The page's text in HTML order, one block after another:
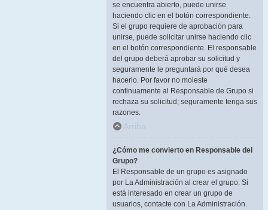
se encuentra abierto, puede unirse
haciendo clic en el botón correspondiente.
Si el grupo requiere de aprobación para
unirse, puede solicitar unirse haciendo clic
en el botón correspondiente. El responsable
del grupo deberá aprobar su solicitud y
seguramente le preguntará por qué desea
hacerlo. Por favor no moleste
continuamente al Responsable de Grupo si
rechaza su solicitud; seguramente tenga sus
razones.
Arriba
¿Cómo me convierto en Responsable del
Grupo?
El Responsable de un grupo es asignado
por La Administración al crear el grupo. Si
está interesado en crear un grupo de
usuarios, contacte con La Administración.